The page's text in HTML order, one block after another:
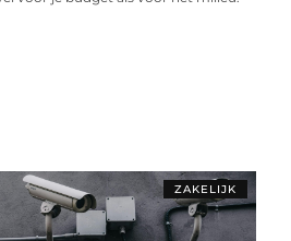
ZAKELIJK